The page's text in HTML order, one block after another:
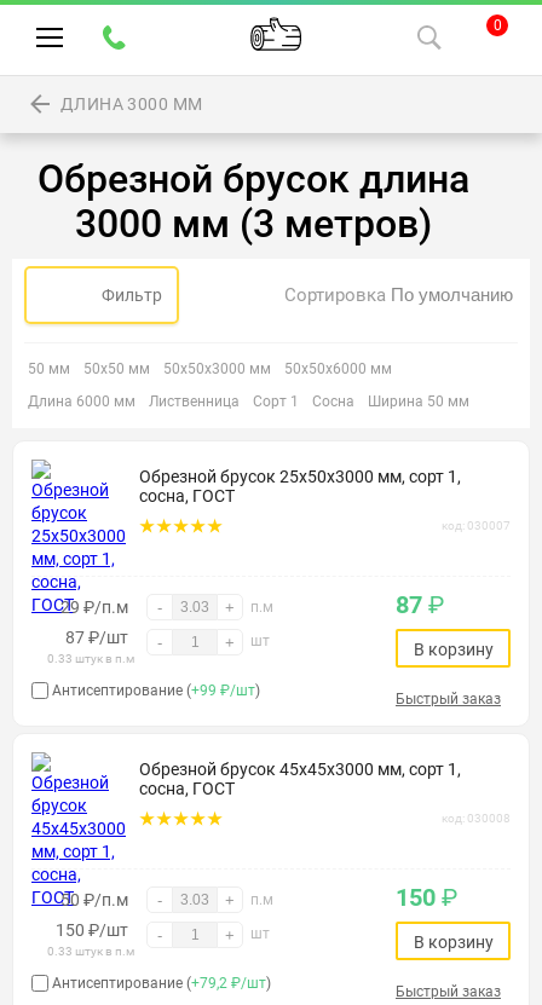
0
ДЛИНА 3000 ММ
Обрезной брусок длина
3000 мм (3 метров)
Фильтр Сортировка
50 мм 50х50 мм 50х50х3000 мм
50х50х6000 мм
Длина 6000 мм
Лиственница Сорт 1 Сосна Ширина 50 мм
Обрезной брусок 25х50х3000 мм, сорт 1,
сосна, ГОСТ
код: 030007
29 ₽/п.м - + п.м
87₽/шт
0.33 штук в п.м
- + шт
87 ₽
Антисептирование (+99 ₽/шт)
В корзину
Быстрый заказ
Обрезной брусок 45х45х3000 мм, сорт 1,
сосна, ГОСТ
код: 030008
50 ₽/п.м - + п.м
150 ₽/шт
0.33 штук в п.м
- + шт
150 ₽
Антисептирование (+79,2 ₽/шт)
В корзину
Быстрый заказ